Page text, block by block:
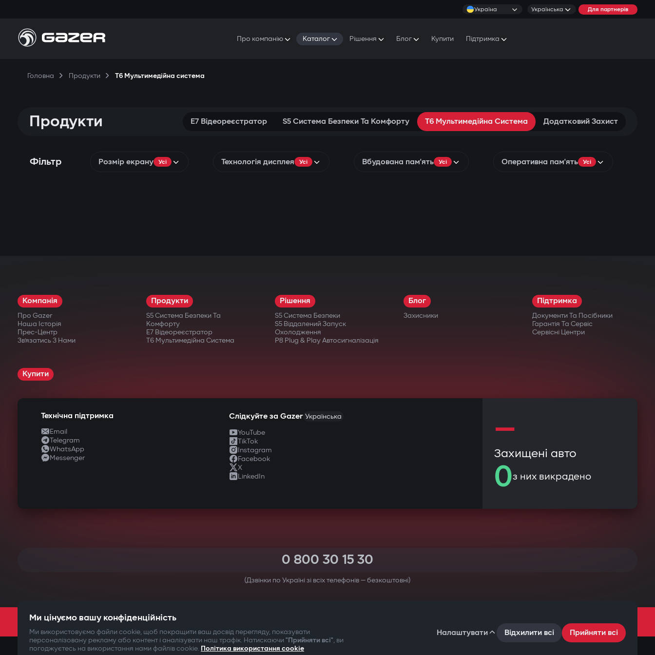
Україна Українська Для партнерів
Про компанію
Контакти
Каталог Рішення Блог Купити Підтримка
Головна Продукти T6 Мультимедійна система
Продукти E7 Відеореєстратор S5 Система Безпеки Та Комфорту T6 Мультимедійна Система Додатковий Захист
Фільтр Розмір екрану Усі Технологія дисплея Усі Вбудована пам'ять Усі Оперативна пам'ять Усі
Компанія
Про Gazer
Наша Історія
Прес-Центр
Зв’язатись З Нами
Продукти
S5 Система Безпеки Та
Комфорту
E7 Відеореєстратор
T6 Мультимедійна Система
Рішення
S5 Система Безпеки
S5 Віддалений Запуск
Охолодження
P8 Plug & Play Автосигналізація
Блог
Захисники
Підтримка
Документи Та Посібники
Гарантія Та Сервіс
Сервісні Центри
Купити
Технічна підтримка
Email
Telegram
WhatsApp
Messenger
Слідкуйте за Gazer Українська
YouTube
TikTok
Instagram
Facebook
X
LinkedIn
—
Захищені авто
0з них викрадено
0 800 30 15 30
(Дзвінки по Україні зі всіх телефонів — безкоштовні)
©2009-2026Gazer Limited (UK) All rights reserved
Ми цінуємо вашу конфіденційність
Ми використовуємо файли cookie, щоб покращити ваш досвід перегляду, показувати
персоналізовану рекламу або контент і аналізувати наш трафік. Натискаючи "Прийняти всі", ви
погоджуєтесь на використання нами файлів cookie. Політика використання cookie
Налаштувати Відхилити всі Прийняти всі